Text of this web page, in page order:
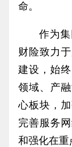
命。
作为集
财险致力
建设，始
领域、产
心板块，
完善服务
和强化在重